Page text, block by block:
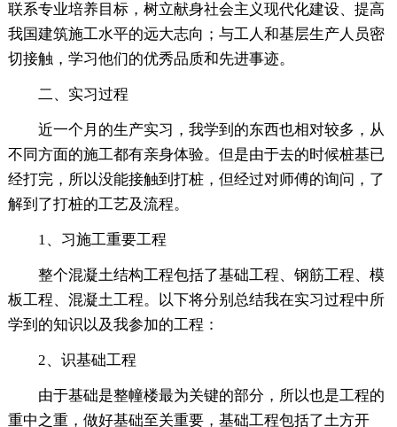
联系专业培养目标，树立献身社会主义现代化建设、提高
我国建筑施工水平的远大志向；与工人和基层生产人员密
切接触，学习他们的优秀品质和先进事迹。
二、实习过程
近一个月的生产实习，我学到的东西也相对较多，从
不同方面的施工都有亲身体验。但是由于去的时候桩基已
经打完，所以没能接触到打桩，但经过对师傅的询问，了
解到了打桩的工艺及流程。
1、习施工重要工程
整个混凝土结构工程包括了基础工程、钢筋工程、模
板工程、混凝土工程。以下将分别总结我在实习过程中所
学到的知识以及我参加的工程：
2、识基础工程
由于基础是整幢楼最为关键的部分，所以也是工程的
重中之重，做好基础至关重要，基础工程包括了土方开